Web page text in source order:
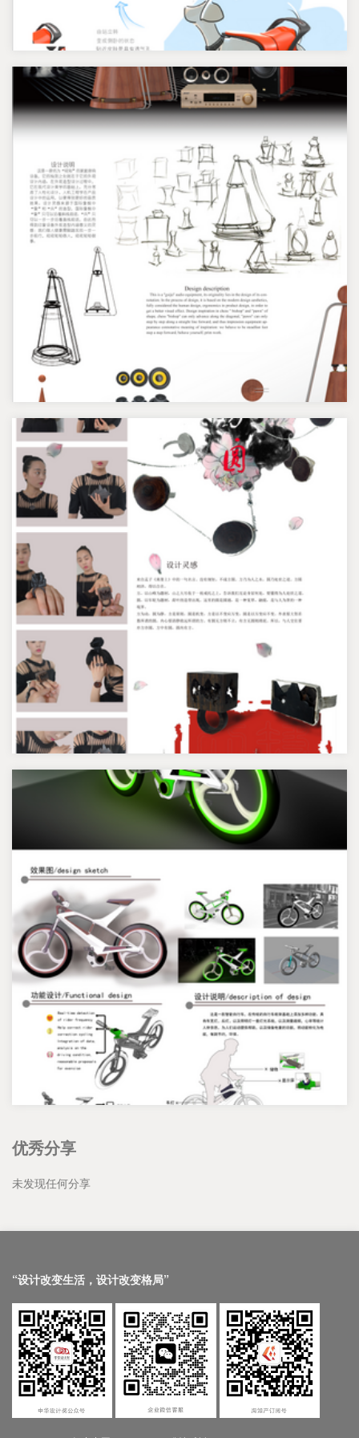
优秀分享
未发现任何分享
“设计改变生活，设计改变格局”